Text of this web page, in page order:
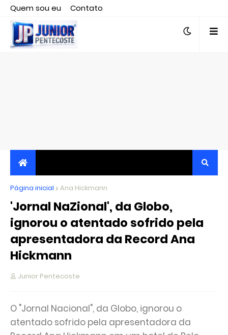
Quem sou eu
Contato
Editor responsável, jornalista Clovis Almeida.
JORNALISMO INDEPENDENTE, TRANSPARENTE E
CRÍTICO
Página inicial Ana Hickmann
'Jornal NaZional', da Globo,
ignorou o atentado sofrido pela
apresentadora da Record Ana
Hickmann
Junior Pentecoste
O "Jornal Nacional", da Globo, ignorou o
atentado sofrido pela apresentadora da